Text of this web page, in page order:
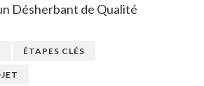
Désherbant de Qualité
ÉTAPES CLÉS